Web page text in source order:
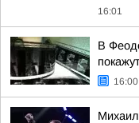
16:01
В
16:00